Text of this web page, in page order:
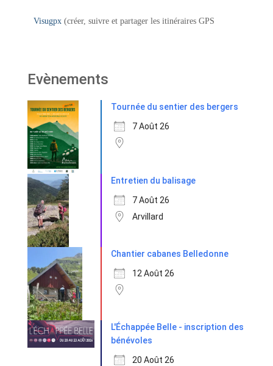
Visugpx (créer, suivre et partager les itinéraires GPS
Evènements
Tournée du sentier des bergers
7 Août 26
Entretien du balisage
7 Août 26
Arvillard
Chantier cabanes Belledonne
12 Août 26
L'Échappée Belle - inscription des
bénévoles
20 Août 26